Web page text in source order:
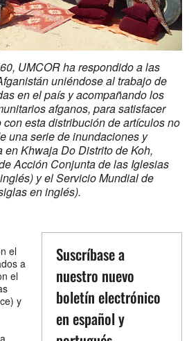
UMCOR ha respondido a las
uniéndose al trabajo de
en el país y acompañando los
afganos, para satisfacer
esta distribución de artículos no
una serie de inundaciones y
Khwaja Do Distrito de Koh,
Acción Conjunta de las Iglesias
y el Servicio Mundial de
en inglés).
Suscríbase a
nuestro nuevo
boletín electrónico
en español y
el
a
el
y